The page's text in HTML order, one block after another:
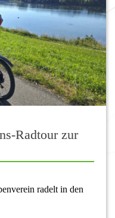
Radtour zur
radelt in den